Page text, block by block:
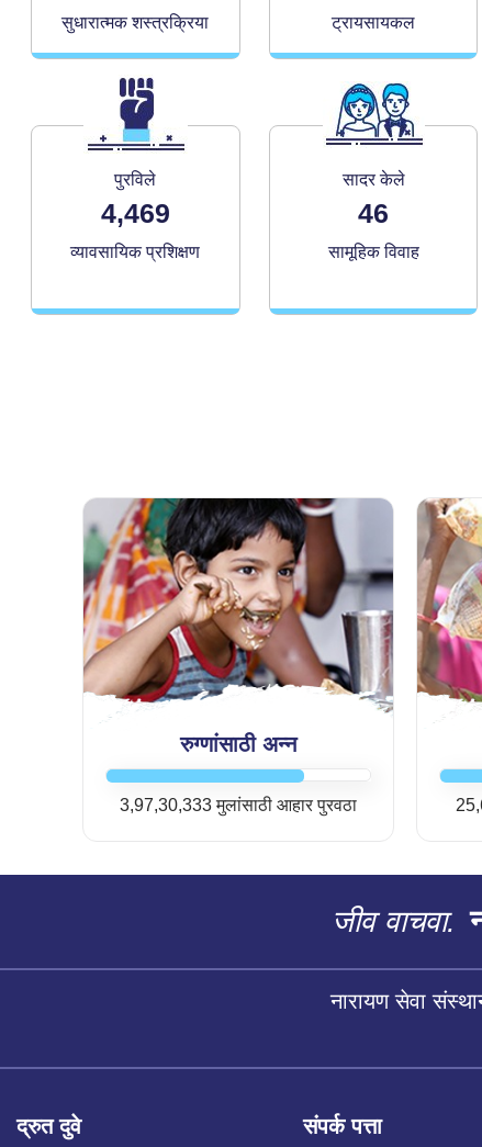
सुधारात्मक शस्त्रक्रिया ट्रायसायकल
पुरविले
4,469
व्यावसायिक प्रशिक्षण
सादर केले
46
सामूहिक विवाह
रुग्णांसाठी अन्न
3,97,30,333 मुलांसाठी आहार पुरवठा
जीव वाचवा.
नारायण सेवा
द्रुत दुवे संपर्क पत्ता